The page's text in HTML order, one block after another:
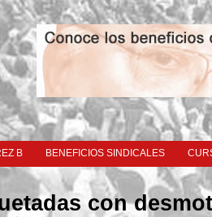
B BENEFICIOS SINDICALES
con